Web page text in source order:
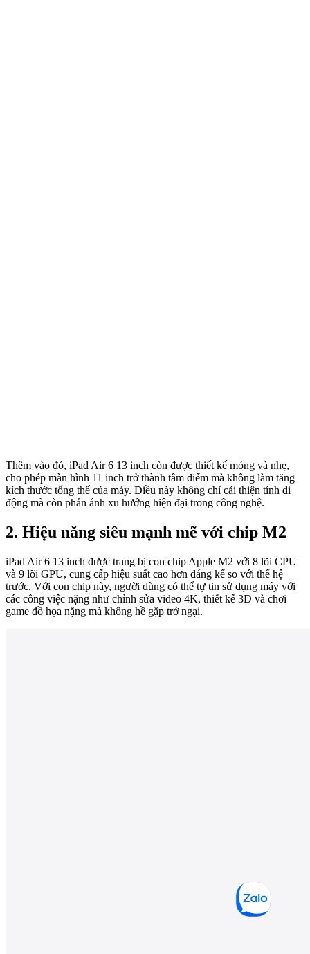
Thêm vào đó, iPad Air 6 13 inch còn được thiết kế mỏng và nhẹ,
cho phép màn hình 11 inch trở thành tâm điểm mà không làm tăng
kích thước tổng thể của máy. Điều này không chỉ cải thiện tính di
động mà còn phản ánh xu hướng hiện đại trong công nghệ.
2. Hiệu năng siêu mạnh mẽ với chip M2
iPad Air 6 13 inch được trang bị con chip Apple M2 với 8 lõi CPU
và 9 lõi GPU, cung cấp hiệu suất cao hơn đáng kể so với thế hệ
trước. Với con chip này, người dùng có thể tự tin sử dụng máy với
các công việc nặng như chỉnh sửa video 4K, thiết kế 3D và chơi
game đồ họa nặng mà không hề gặp trở ngại.